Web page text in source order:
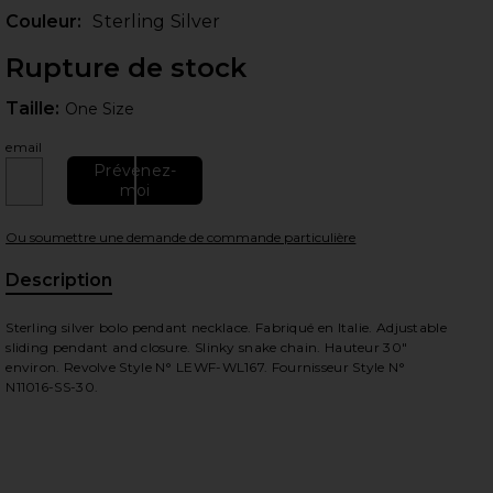
Couleur: Sterling Silver
Rupture de stock
Taille: One Size
email
Prévenez-
moi
Ou soumettre une demande de commande particulière
Description
Sterling silver bolo pendant necklace. Fabriqué en Italie. Adjustable
sliding pendant and closure. Slinky snake chain. Hauteur 30"
environ. Revolve Style N° LEWF-WL167. Fournisseur Style N°
N11016-SS-30.